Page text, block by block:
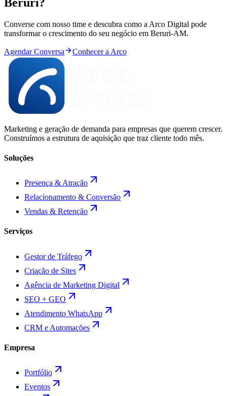
Converse com nosso time e descubra como a Arco Digital pode
transformar o crescimento do seu negócio em Beruri-AM.
Agendar Conversa Conhecer a Arco
Marketing e geração de demanda para empresas que querem crescer.
Construímos a estrutura de aquisição que traz cliente todo mês.
Soluções
Presença & Atração
Relacionamento & Conversão
Vendas & Retenção
Serviços
Gestor de Tráfego
Criação de Sites
Agência de Marketing Digital
SEO + GEO
Atendimento WhatsApp
CRM e Automações
Empresa
Portfólio
Eventos